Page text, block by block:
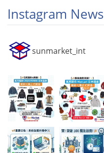
Instagram News
sunmarket_int